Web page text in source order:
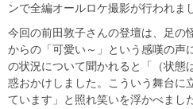
ンで全編オールロケ撮影が行われま
今回の前田敦子さんの登壇は、足の
からの「可愛い～」という感嘆の声
の状況について聞かれると「（状態
惑おかけしました。こういう舞台に
ています」と照れ笑いを浮かべまし